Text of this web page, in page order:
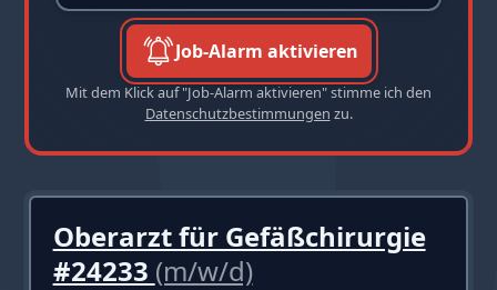
Job-Alarm aktivieren
Mit dem Klick auf "Job-Alarm aktivieren" stimme ich den
Datenschutzbestimmungen zu.
Oberarzt für Gefäßchirurgie
#24233 (m/w/d)